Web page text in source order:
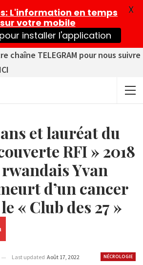
chaîne TELEGRAM pour nous suivre
et lauréat du
RFI » 2018
Yvan
d’un cancer
« Club des 27 »
NÉCROLOGIE
Last updated Août 17, 2022
: L'information en temps
votre mobile
installer l'application
X